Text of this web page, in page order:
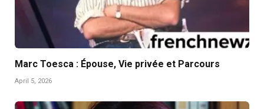
Marc Toesca : Épouse, Vie privée et Parcours
April 5, 2026